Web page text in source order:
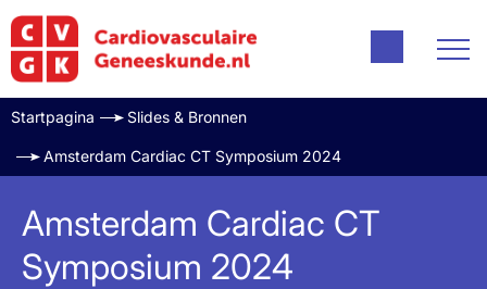
Startpagina Slides & Bronnen
Amsterdam Cardiac CT Symposium 2024
Amsterdam Cardiac CT
Symposium 2024